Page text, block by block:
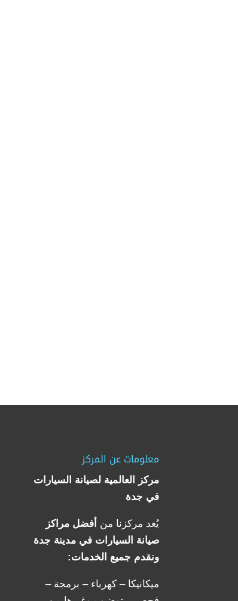
معلومات عن المركز
مركز العالمية لصيانة السيارات
في جدة
يُعد مركزنا من أفضل مراكز
صيانة السيارات في مدينة جدة
ونقدم جميع الخدمات:
ميكانيكا – كهرباء – برمجة –